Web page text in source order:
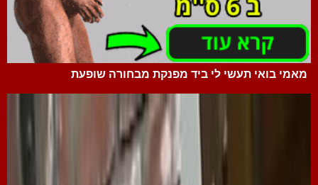
מאמי בואי תעשי לי ביד מפנקת מבחורה שופעת